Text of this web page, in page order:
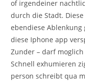
of irgendeiner
durch die Stadt.
ebendiese Ablenkung
diese Iphone app
Zunder – darf
Schnell exhumieren
person schreibt qua